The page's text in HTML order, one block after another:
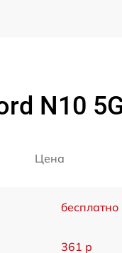
N10
Цена
бесплатно
361 р